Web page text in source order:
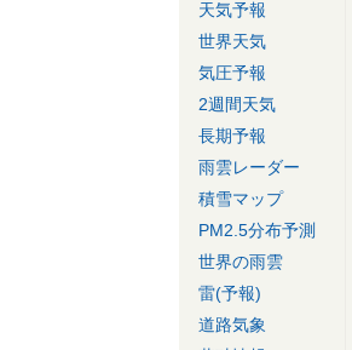
天気予報
世界天気
気圧予報
2週間天気
長期予報
雨雲レーダー
積雪マップ
PM2.5分布予測
世界の雨雲
雷(予報)
道路気象